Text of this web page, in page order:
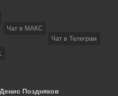
Чат в МАКС
Чат в Телеграм
Денис Поздняков